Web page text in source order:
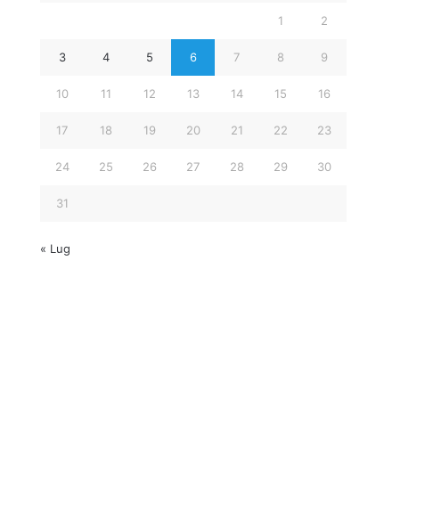
1 2
3 4 5 6 7 8 9
10 11 12 13 14 15 16
17 18 19 20 21 22 23
24 25 26 27 28 29 30
31
« Lug